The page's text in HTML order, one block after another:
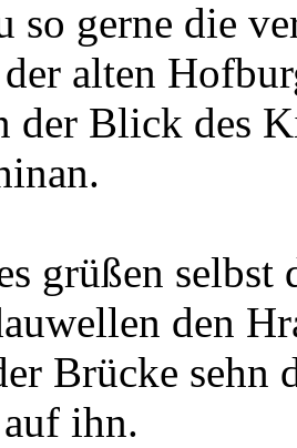
so gerne die
alten
der Blick des
grüßen selbst
den
Brücke sehn
ihn.